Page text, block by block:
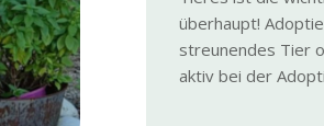
überhaupt!
streunendes Tier
aktiv bei der